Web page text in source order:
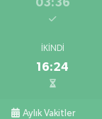
03:36
İKINDI
16:24
Aylık Vakitler